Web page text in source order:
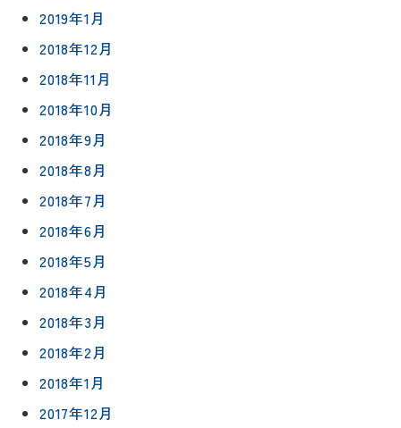
2019年1月
2018年12月
2018年11月
2018年10月
2018年9月
2018年8月
2018年7月
2018年6月
2018年5月
2018年4月
2018年3月
2018年2月
2018年1月
2017年12月